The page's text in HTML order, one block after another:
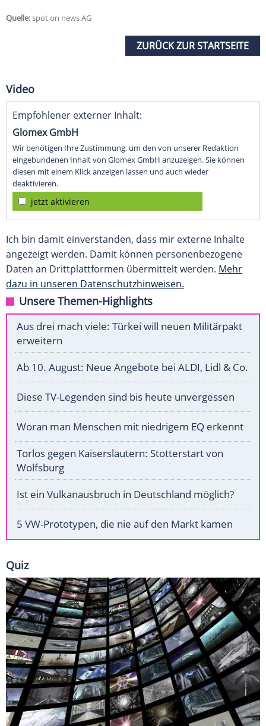
Quelle:spot on news AG
ZURÜCK ZUR STARTSEITE
Video
Empfohlener externer Inhalt:
Glomex GmbH
Wir benötigen Ihre Zustimmung, um den von unserer Redaktion
eingebundenen Inhalt von Glomex GmbH anzuzeigen. Sie können
diesen mit einem Klick anzeigen lassen und auch wieder
deaktivieren.
jetzt aktivieren
Ich bin damit einverstanden, dass mir externe Inhalte
angezeigt werden. Damit können personenbezogene
Daten an Drittplattformen übermittelt werden. Mehr
dazu in unseren Datenschutzhinweisen.
Unsere Themen-Highlights
Aus drei mach viele: Türkei will neuen Militärpakt
erweitern
Ab 10. August: Neue Angebote bei ALDI, Lidl & Co.
Diese TV-Legenden sind bis heute unvergessen
Woran man Menschen mit niedrigem EQ erkennt
Torlos gegen Kaiserslautern: Stotterstart von
Wolfsburg
Ist ein Vulkanausbruch in Deutschland möglich?
5 VW-Prototypen, die nie auf den Markt kamen
Quiz